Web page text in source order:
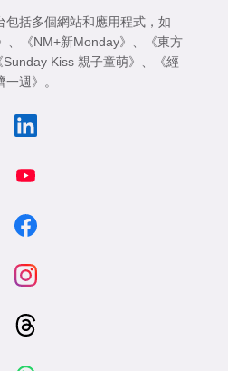
包括多個網站和應用程式，如
《NM+新Monday》
《東方
Sunday Kiss 親子童萌》
《經
一週》
。